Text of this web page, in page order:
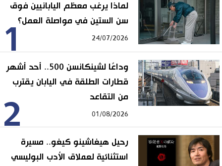
1
لماذا يرغب معظم اليابانيين فوق
سن الستين في مواصلة العمل؟
24/07/2026
2
وداعًا لشينكانسن 500.. أحد أشهر
قطارات الطلقة في اليابان يقترب
من التقاعد
01/08/2026
رحيل هيغاشينو كيغو.. مسيرة
استثنائية لعملاق الأدب البوليسي